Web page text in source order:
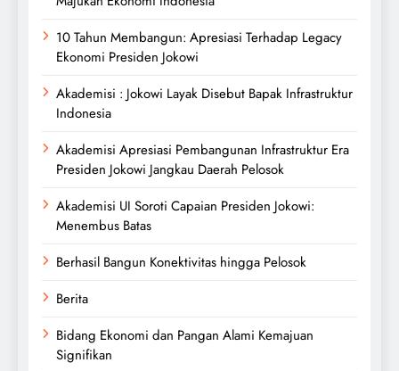
10 Tahun Membangun: Apresiasi Terhadap Legacy
Ekonomi Presiden Jokowi
Akademisi : Jokowi Layak Disebut Bapak Infrastruktur
Indonesia
Akademisi Apresiasi Pembangunan Infrastruktur Era
Presiden Jokowi Jangkau Daerah Pelosok
Akademisi UI Soroti Capaian Presiden Jokowi:
Menembus Batas
Berhasil Bangun Konektivitas hingga Pelosok
Berita
Bidang Ekonomi dan Pangan Alami Kemajuan
Signifikan